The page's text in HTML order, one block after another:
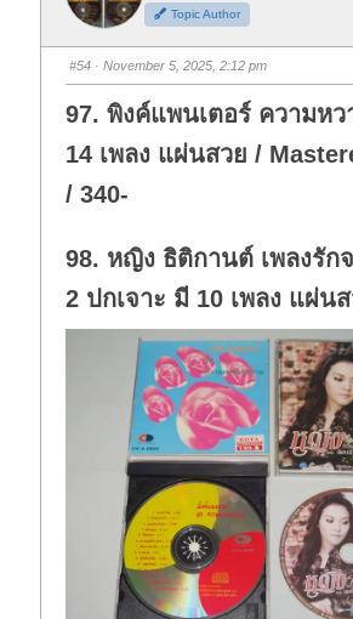
h
u
m
b
d
o
n
h
u
m
b
u
p
.
Topic Author
#54 · November 5, 2025, 2:12 pm
97. พิงค์แพนเตอร์ ความห
14 เพลง แผ่นสวย /
/ 340-
98. หญิง ธิติกานต์ เพลงรัก
2 ปกเจาะ มี 10 เพลง แผ่น